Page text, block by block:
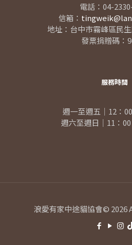
電話：04-
信箱：
地址：台中市霧峰區民
發票捐贈碼：
服務時間
週一至週五｜12：
週六至週日｜11：
浪愛有家中途貓協會©